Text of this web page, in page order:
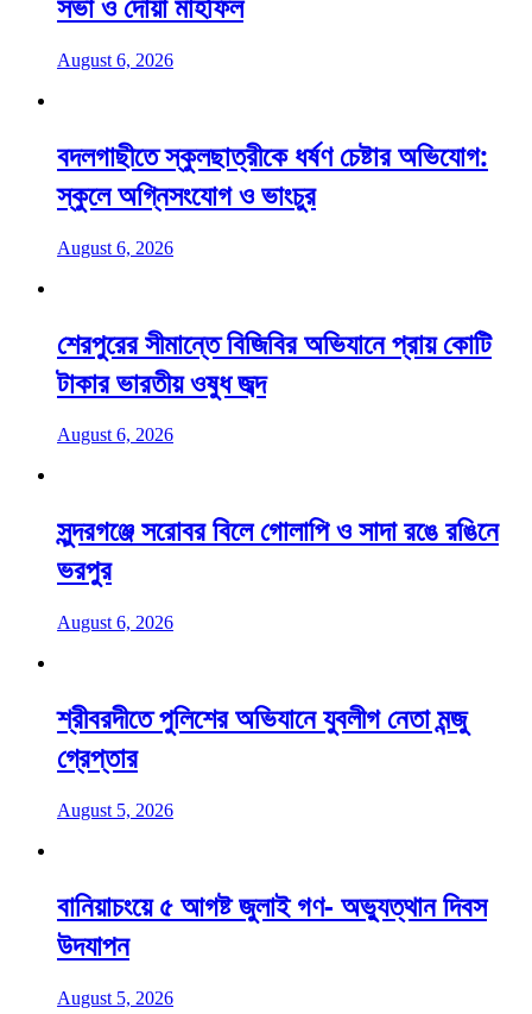
August 6, 2026
বদলগাছীতে স্কুলছাত্রীকে ধর্ষণ চেষ্টার অভিযোগ:
স্কুলে অগ্নিসংযোগ ও ভাংচুর
August 6, 2026
শেরপুরের সীমান্তে বিজিবির অভিযানে প্রায় কোটি
টাকার ভারতীয় ওষুধ জব্দ
August 6, 2026
সুন্দরগঞ্জে সরোবর বিলে গোলাপি ও সাদা রঙে রঙিনে
ভরপুর
August 6, 2026
শ্রীবরদীতে পুলিশের অভিযানে যুবলীগ নেতা মন্জু
গ্রেপ্তার
August 5, 2026
বানিয়াচংয়ে ৫ আগষ্ট জুলাই গণ- অভ্যুত্থান দিবস
উদযাপন
August 5, 2026